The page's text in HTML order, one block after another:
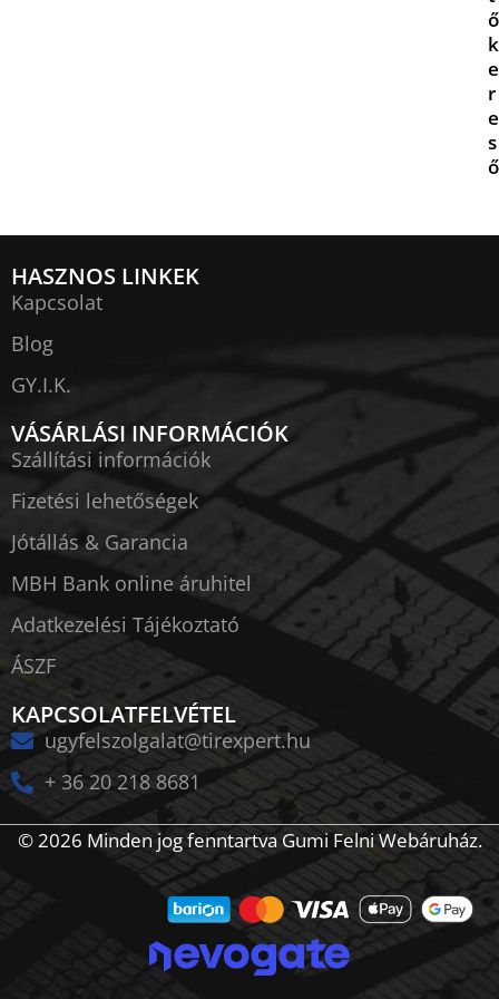
ő
k
e
r
e
s
ő
HASZNOS LINKEK
Kapcsolat
Blog
GY.I.K.
VÁSÁRLÁSI INFORMÁCIÓK
Szállítási információk
Fizetési lehetőségek
Jótállás & Garancia
MBH Bank online áruhitel
Adatkezelési Tájékoztató
ÁSZF
KAPCSOLATFELVÉTEL
ugyfelszolgalat@tirexpert.hu
+ 36 20 218 8681
© 2026 Minden jog fenntartva Gumi Felni Webáruház.